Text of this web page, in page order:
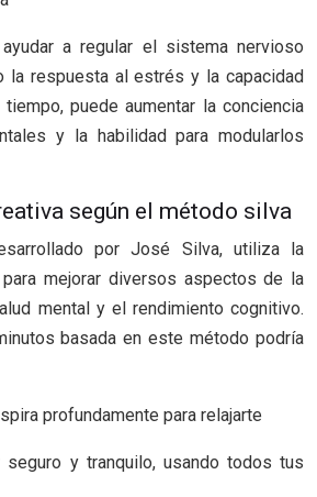
a regular el sistema nervioso
la respuesta al estrés y la capacidad
puede aumentar la conciencia
y la habilidad para modularlos
según el método silva
por José Silva, utiliza la
mejorar diversos aspectos de la
mental y el rendimiento cognitivo.
basada en este método podría
profundamente para relajarte
seguro y tranquilo, usando todos tus